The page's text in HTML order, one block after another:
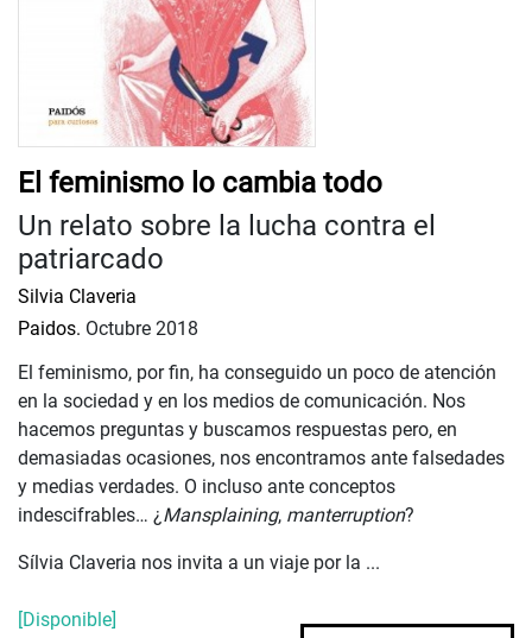
El feminismo lo cambia todo
Un relato sobre la lucha contra el
patriarcado
Silvia Claveria
Paidos. Octubre 2018
El feminismo, por fin, ha conseguido un poco de atención
en la sociedad y en los medios de comunicación. Nos
hacemos preguntas y buscamos respuestas pero, en
demasiadas ocasiones, nos encontramos ante falsedades
y medias verdades. O incluso ante conceptos
indescifrables… ¿ Mansplaining, manterruption?
Sílvia Claveria nos invita a un viaje por la ...
[Disponible]